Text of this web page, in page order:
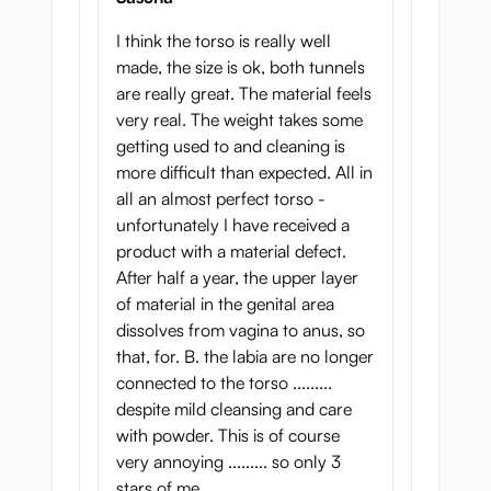
Kankei.
Hennes midja och lår är väldigt smidiga,
men överkroppen är väldigt robust! Hennes
överkropp kan böjas bakåt och på andra
sätt. Eftersom kvalitativt uretan-material
används är detta material starkt och
beskrivs som ”minneskum”, detta eftersom
denna polyuretansort går tillbaka till sin
ursprungliga form efter användning.
Detta gör baksidan av Nikutai Kankei
extremt sexig. Det har vid forskning
framkommit att män tycker att en vinkel på
45 grader (eller större) är enormt sexig.
Detta är en av anledningarna till att stjärnor
I think the torso is really well
made, the size is ok, both tunnels
are really great. The material feels
very real. The weight takes some
getting used to and cleaning is
more difficult than expected. All in
all an almost perfect torso -
unfortunately I have received a
product with a material defect.
After half a year, the upper layer
of material in the genital area
dissolves from vagina to anus, so
that, for. B. the labia are no longer
connected to the torso .........
despite mild cleansing and care
with powder. This is of course
very annoying ......... so only 3